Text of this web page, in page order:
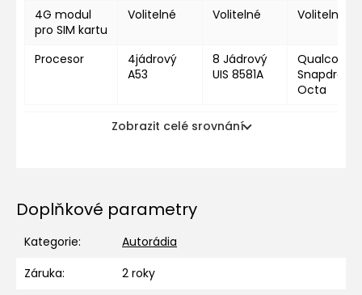
4G modul
pro SIM kartu
Volitelné Volitelné Volitelné
Procesor
4jádrový
A53
8 Jádrový
UIS 8581A
Octa
Zobrazit celé srovnání
Doplňkové parametry
Kategorie:
Autorádia
Záruka:
2 roky